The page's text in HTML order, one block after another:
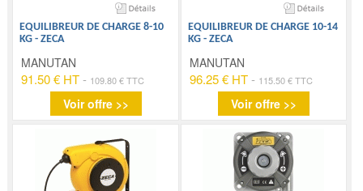
EQUILIBREUR DE CHARGE 8-10
KG - ZECA
MANUTAN
91.50 € HT - 109.80 € TTC
Voir offre >>
EQUILIBREUR DE CHARGE 10-14
KG - ZECA
MANUTAN
96.25 € HT- 115.50 € TTC
Voir offre >>